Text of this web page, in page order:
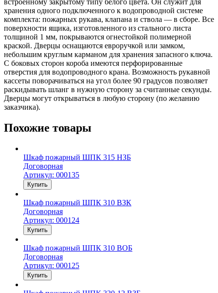
встроенному закрытому типу белого цвета. Он служит для
хранения одного подключенного к водопроводной системе
комплекта: пожарных рукава, клапана и ствола — в сборе. Все
поверхности ящика, изготовленного из стального листа
толщиной 1 мм, покрываются огнестойкой полимерной
краской. Дверцы оснащаются евроручкой или замком,
небольшим круглым карманом для хранения запасного ключа.
С боковых сторон короба имеются перфорированные
отверстия для водопроводного крана. Возможность рукавной
кассеты поворачиваться на угол более 90 градусов позволяет
раскидывать шланг в нужную сторону за считанные секунды.
Дверцы могут открываться в любую сторону (по желанию
заказчика).
Похожие товары
Шкаф пожарный ШПК 315 НЗБ
Договорная
Артикул: 000135
Купить
Шкаф пожарный ШПК 310 ВЗК
Договорная
Артикул: 000124
Купить
Шкаф пожарный ШПК 310 ВОБ
Договорная
Артикул: 000125
Купить